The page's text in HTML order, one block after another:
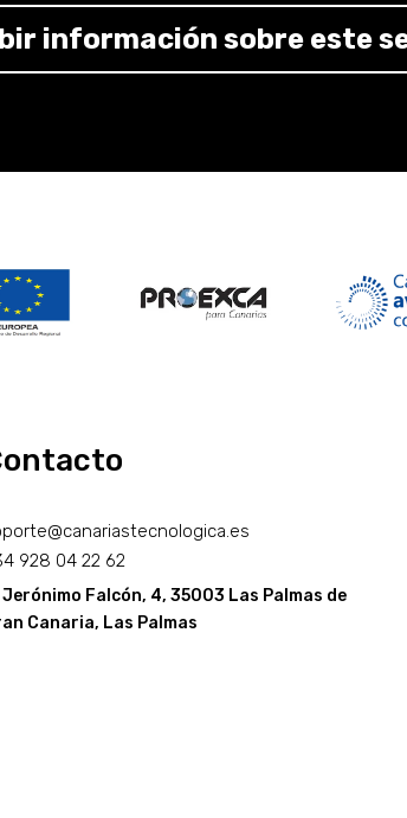
información sobre este
928 04 22 62
Jerónimo Falcón, 4, 35003 Las Palmas de
Canaria, Las Palmas